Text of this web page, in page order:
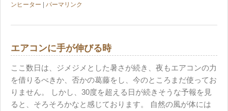
ンヒーター
パーマリンク
エアコンに手が伸びる時
ここ数日は、ジメジメとした暑さが続き、夜もエアコンの力
を借りるべきか、否かの葛藤をし、今のところまだ使ってお
りません。 しかし、30度を超える日が続きそうな予報を見
ると、そろそろかなと感じております。 自然の風が体には